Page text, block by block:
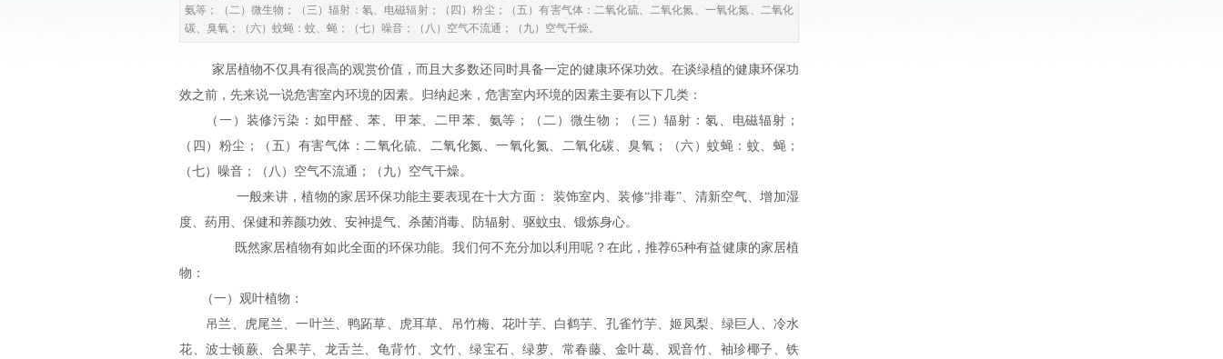
氨等；（二）微生物；（三）辐射：氡、电磁辐射；（四）粉尘；（五）有害气体：二氧化硫、二氧化氮、一氧化氮、二氧化
碳、臭氧；（六）蚊蝇：蚊、蝇；（七）噪音；（八）空气不流通；（九）空气干燥。
家居植物不仅具有很高的观赏价值，而且大多数还同时具备一定的健康环保功效。在谈绿植的健康环保功
效之前，先来说一说危害室内环境的因素。归纳起来，危害室内环境的因素主要有以下几类：
（一）装修污染：如甲醛、苯、甲苯、二甲苯、氨等；（二）微生物；（三）辐射：氡、电磁辐射；
（四）粉尘；（五）有害气体：二氧化硫、二氧化氮、一氧化氮、二氧化碳、臭氧；（六）蚊蝇：蚊、蝇；
（七）噪音；（八）空气不流通；（九）空气干燥。
一般来讲，植物的家居环保功能主要表现在十大方面： 装饰室内、装修“排毒”、清新空气、增加湿
度、药用、保健和养颜功效、安神提气、杀菌消毒、防辐射、驱蚊虫、锻炼身心。
既然家居植物有如此全面的环保功能。我们何不充分加以利用呢？在此，推荐65种有益健康的家居植
物：
（一）观叶植物：
吊兰、虎尾兰、一叶兰、鸭跖草、虎耳草、吊竹梅、花叶芋、白鹤芋、孔雀竹芋、姬凤梨、绿巨人、冷水
花、波士顿蕨、合果芋、龙舌兰、龟背竹、文竹、绿宝石、绿萝、常春藤、金叶葛、观音竹、袖珍椰子、铁